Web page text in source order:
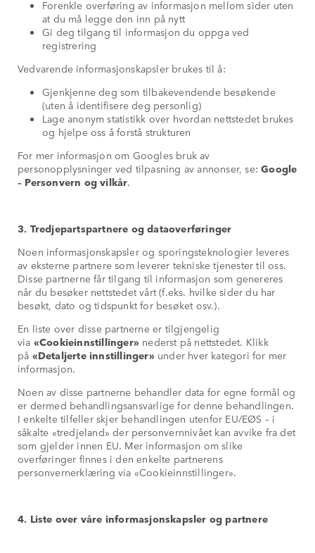
Forenkle overføring av informasjon mellom sider uten
at du må legge den inn på nytt
Gi deg tilgang til informasjon du oppga ved
registrering
Vedvarende informasjonskapsler brukes til å:
Gjenkjenne deg som tilbakevendende besøkende
(uten å identifisere deg personlig)
Lage anonym statistikk over hvordan nettstedet brukes
og hjelpe oss å forstå strukturen
For mer informasjon om Googles bruk av
personopplysninger ved tilpasning av annonser, se:Google
– Personvern og vilkår.
3. Tredjepartspartnere og dataoverføringer
Noen informasjonskapsler og sporingsteknologier leveres
av eksterne partnere som leverer tekniske tjenester til oss.
Disse partnerne får tilgang til informasjon som genereres
når du besøker nettstedet vårt (f.eks. hvilke sider du har
besøkt, dato og tidspunkt for besøket osv.).
En liste over disse partnerne er tilgjengelig
via «Cookieinnstillinger» nederst på nettstedet. Klikk
på «Detaljerte innstillinger» under hver kategori for mer
informasjon.
Noen av disse partnerne behandler data for egne formål og
er dermed behandlingsansvarlige for denne behandlingen.
I enkelte tilfeller skjer behandlingen utenfor EU/EØS – i
såkalte «tredjeland» der personvernnivået kan avvike fra det
som gjelder innen EU. Mer informasjon om slike
overføringer finnes i den enkelte partnerens
personvernerklæring via «Cookieinnstillinger».
4. Liste over våre informasjonskapsler og partnere